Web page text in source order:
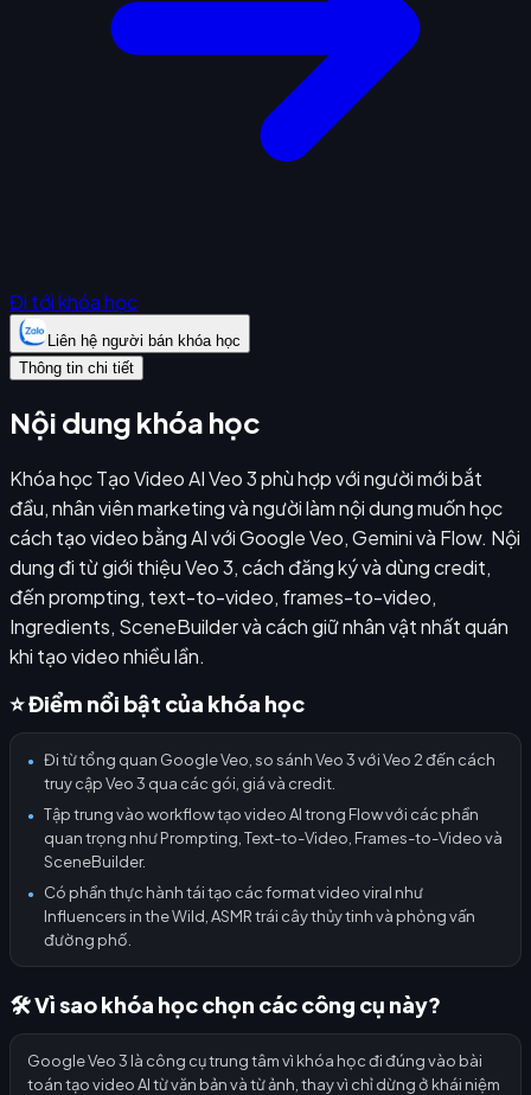
Đi tới khóa học
Liên hệ người bán khóa học
Thông tin chi tiết
Nội dung khóa học
Khóa học Tạo Video AI Veo 3 phù hợp với người mới bắt
đầu, nhân viên marketing và người làm nội dung muốn học
cách tạo video bằng AI với Google Veo, Gemini và Flow. Nội
dung đi từ giới thiệu Veo 3, cách đăng ký và dùng credit,
đến prompting, text-to-video, frames-to-video,
Ingredients, SceneBuilder và cách giữ nhân vật nhất quán
khi tạo video nhiều lần.
⭐ Điểm nổi bật của khóa học
●
Đi từ tổng quan Google Veo, so sánh Veo 3 với Veo 2 đến cách
truy cập Veo 3 qua các gói, giá và credit.
●
Tập trung vào workflow tạo video AI trong Flow với các phần
quan trọng như Prompting, Text-to-Video, Frames-to-Video và
SceneBuilder.
●
Có phần thực hành tái tạo các format video viral như
Influencers in the Wild, ASMR trái cây thủy tinh và phỏng vấn
đường phố.
🛠️ Vì sao khóa học chọn các công cụ này?
Google Veo 3 là công cụ trung tâm vì khóa học đi đúng vào bài
toán tạo video AI từ văn bản và từ ảnh, thay vì chỉ dừng ở khái niệm